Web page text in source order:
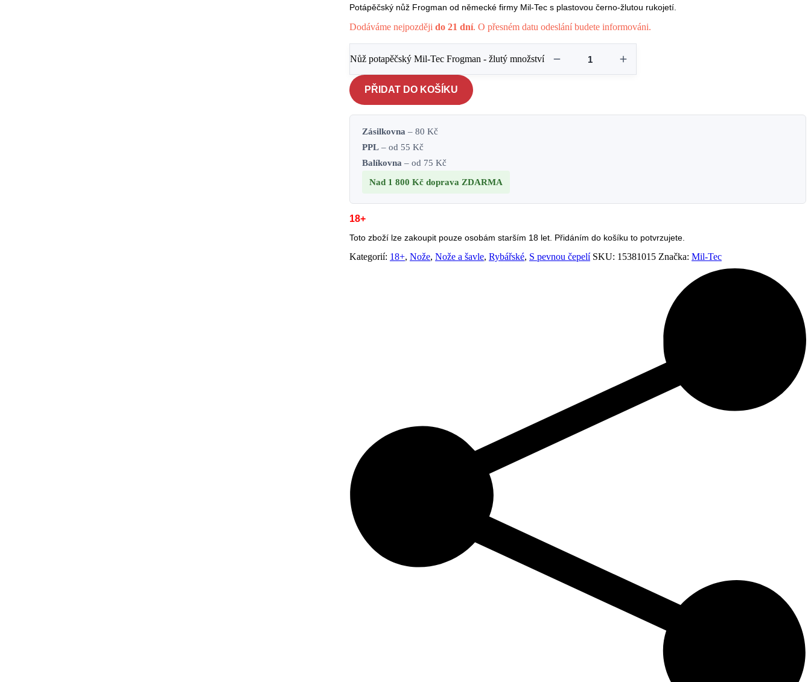
Potápěčský nůž Frogman od německé firmy Mil-Tec s plastovou černo-žlutou rukojetí.
Dodáváme nejpozdějido 21 dní. O přesném datu odeslání budete informováni.
Nůž potapěčský Mil-Tec Frogman - žlutý množství
PŘIDAT DO KOŠÍKU
Zásilkovna – 80 Kč
PPL – od 55 Kč
Balíkovna – od 75 Kč
Nad 1 800 Kčdoprava ZDARMA
18+
Toto zboží lze zakoupit pouze osobám starším 18 let. Přidáním do košíku to potvrzujete.
Kategorií: 18+,Nože,Nože a šavle,Rybářské, S pevnou čepelí SKU: 15381015 Značka:Mil-Tec